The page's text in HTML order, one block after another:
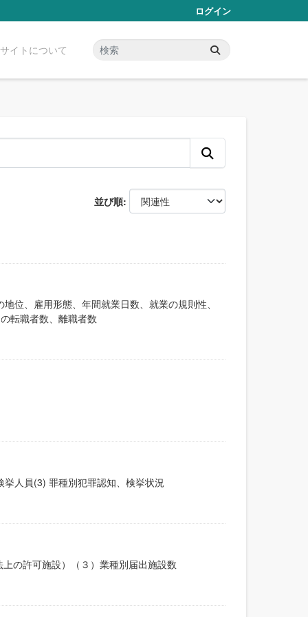
ログイン
イトについて
並び順
位、雇用形態、年間就業日数、就業の規則性、
転職者数、離職者数
人員(3) 罪種別犯罪認知、検挙状況
の許可施設）（３）業種別届出施設数